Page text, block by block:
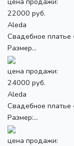
22000 руб.
Aleda
Свадебное платье
Размер...
цена продажи:
24000 руб.
Aleda
Свадебное платье
Размер:...
цена продажи: